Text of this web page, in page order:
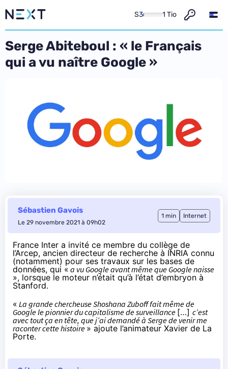
S3 1 Tio
Serge Abiteboul : « le Français
qui a vu naître Google »
Sébastien Gavois
Le 29 novembre 2021 à 09h02
1 min Internet
France Inter a invité ce membre du collège de
l’Arcep, ancien directeur de recherche à INRIA connu
(notamment) pour ses travaux sur les bases de
données, qui « a vu Google avant même que Google naisse
», lorsque le moteur n’était qu’à l’état d’embryon à
Stanford.
« La grande chercheuse Shoshana Zuboff fait même de
Google le pionnier du capitalisme de surveillance […] c’est
avec tout ça en tête, que j’ai demandé à Serge de venir me
raconter cette histoire » ajoute l’animateur Xavier de La
Porte.